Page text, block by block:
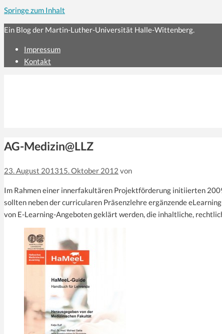
Springe zum Inhalt
Ein Blog der Martin-Luther-Universität Halle-Wittenberg.
Impressum
Kontakt
AG-Medizin@LLZ
23. August 201315. Oktober 2012 von
Im Rahmen einer innerfakultären Projektförderung initiierten
sollten neben der curricularen Präsenzlehre ergänzende
von E-Learning-Angeboten geklärt werden, die inhaltliche,